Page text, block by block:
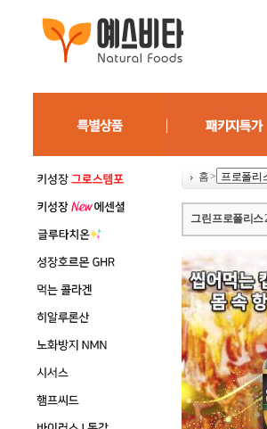
홈>
그린 프로폴리스